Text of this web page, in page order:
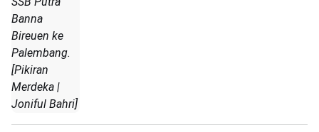
Banna
Bireuen ke
Palembang.
[Pikiran
Merdeka |
Joniful Bahri]